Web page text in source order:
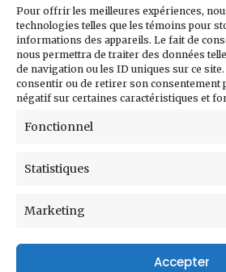
Pour offrir les meilleures expériences,
technologies telles que les témoins pour
informations des appareils. Le fait de
nous permettra de traiter des données
de navigation ou les ID uniques sur ce
consentir ou de retirer son consentement
négatif sur certaines caractéristiques et
Fonctionnel
Statistiques
Marketing
Accepter
notre
Courriel
Prénom
Poste